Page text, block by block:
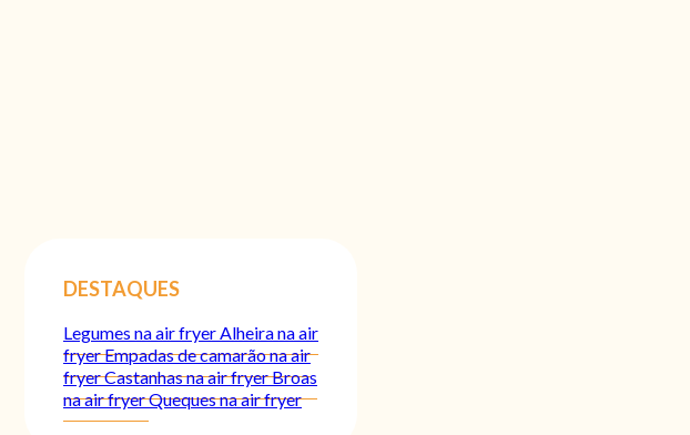
DESTAQUES
Legumes na air fryer Alheira na air
fryerEmpadas de camarão na air
fryerCastanhas na air fryerBroas
na air fryerQueques na air fryer